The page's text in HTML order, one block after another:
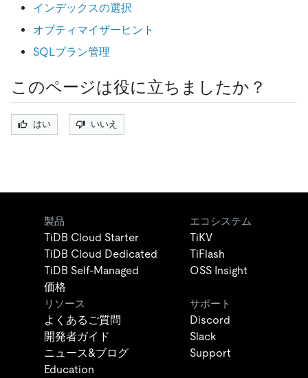
インデックスの選択
オプティマイザーヒント
SQLプラン管理
このページは役に立ちましたか？
はい いいえ
製品
TiDB Cloud Starter
TiDB Cloud Dedicated
TiDB Self-Managed
価格
エコシステム
TiKV
TiFlash
OSS Insight
リソース
よくあるご質問
開発者ガイド
ニュース&ブログ
Education
サポート
Discord
Slack
Support